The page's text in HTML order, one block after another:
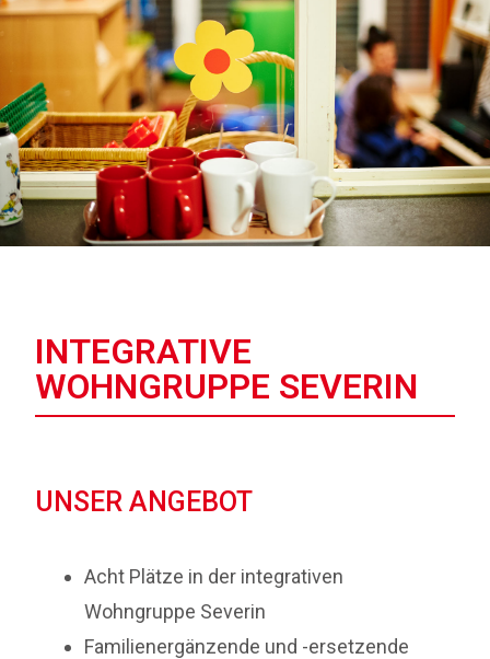
INTEGRATIVE
WOHNGRUPPE SEVERIN
UNSER ANGEBOT
Acht Plätze in der integrativen
Wohngruppe Severin
Familienergänzende und -ersetzende